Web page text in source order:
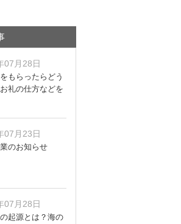
07月28日
もらったらどう
礼の仕方などを
07月23日
のお知らせ
07月28日
起源とは？海の